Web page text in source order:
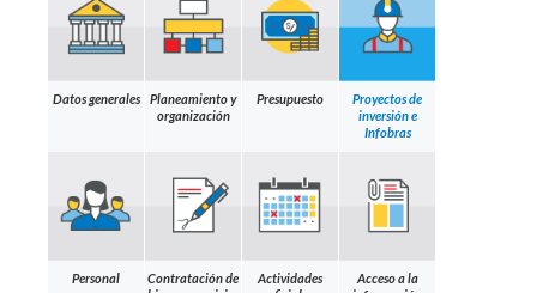
Datos generales
Planeamiento y
organización
Presupuesto
Proyectos de
inversión e
Infobras
Personal
Contratación de
Actividades
Acceso a la